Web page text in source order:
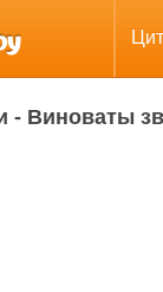
- Виноваты